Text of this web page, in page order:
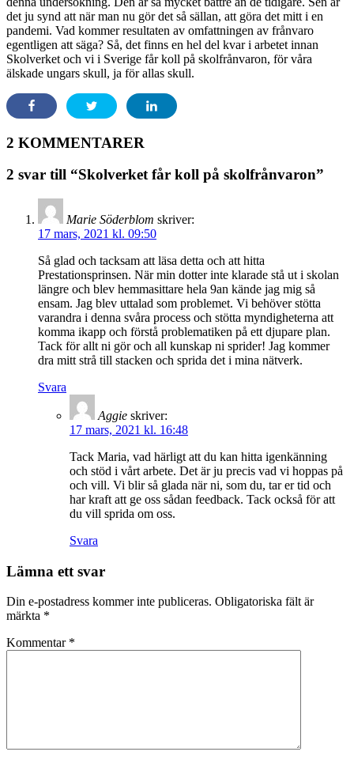
det ju synd att när man nu gör det så sällan, att göra det mitt i en
pandemi. Vad kommer resultaten av omfattningen av frånvaro
egentligen att säga? Så, det finns en hel del kvar i arbetet innan
Skolverket och vi i Sverige får koll på skolfrånvaron, för våra
älskade ungars skull, ja för allas skull.
2 KOMMENTARER
2 svar till “Skolverket får koll på skolfrånvaron”
Marie Söderblom skriver:
17 mars, 2021 kl. 09:50
Så glad och tacksam att läsa detta och att hitta
Prestationsprinsen. När min dotter inte klarade stå ut i skolan
längre och blev hemmasittare hela 9an kände jag mig så
ensam. Jag blev uttalad som problemet. Vi behöver stötta
varandra i denna svåra process och stötta myndigheterna att
komma ikapp och förstå problematiken på ett djupare plan.
Tack för allt ni gör och all kunskap ni sprider! Jag kommer
dra mitt strå till stacken och sprida det i mina nätverk.
Svara
Aggie skriver:
17 mars, 2021 kl. 16:48
Tack Maria, vad härligt att du kan hitta igenkänning
och stöd i vårt arbete. Det är ju precis vad vi hoppas på
och vill. Vi blir så glada när ni, som du, tar er tid och
har kraft att ge oss sådan feedback. Tack också för att
du vill sprida om oss.
Svara
Lämna ett svar
Din e-postadress kommer inte publiceras. Obligatoriska fält är
märkta *
Kommentar *